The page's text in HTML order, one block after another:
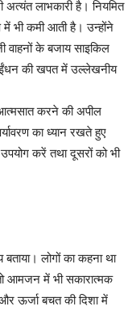
अत्यंत लाभकारी है। नियमित
भी कमी आती है। उन्होंने
वाहनों के बजाय साइकिल
ईंधन की खपत में उल्लेखनीय
करने की अपील
का ध्यान रखते हुए
करें तथा दूसरों को भी
लोगों का कहना था
आमजन में भी सकारात्मक
ऊर्जा बचत की दिशा में